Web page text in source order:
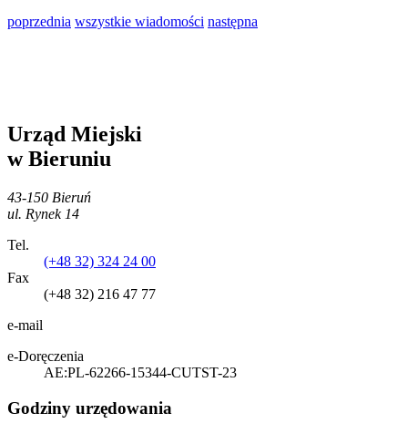
poprzednia wszystkie wiadomości następna
Urząd Miejski
w Bieruniu
43-150 Bieruń
ul. Rynek 14
Tel.
(+48 32) 324 24 00
Fax
(+48 32) 216 47 77
e-mail
e-Doręczenia
AE:PL-62266-15344-CUTST-23
Godziny urzędowania